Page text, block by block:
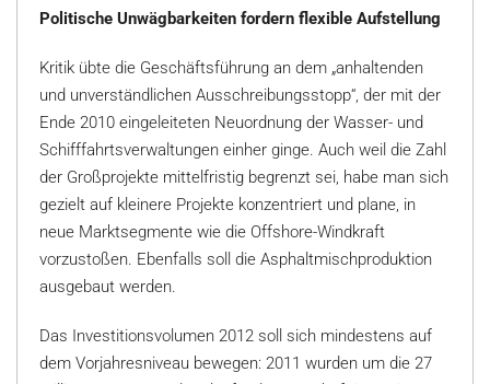
Politische Unwägbarkeiten fordern flexible Aufstellung
Kritik übte die Geschäftsführung an dem „anhaltenden
und unverständlichen Ausschreibungsstopp“, der mit der
Ende 2010 eingeleiteten Neuordnung der Wasser- und
Schifffahrtsverwaltungen einher ginge. Auch weil die Zahl
der Großprojekte mittelfristig begrenzt sei, habe man sich
gezielt auf kleinere Projekte konzentriert und plane, in
neue Marktsegmente wie die Offshore-Windkraft
vorzustoßen. Ebenfalls soll die Asphaltmischproduktion
ausgebaut werden.
Das Investitionsvolumen 2012 soll sich mindestens auf
dem Vorjahresniveau bewegen: 2011 wurden um die 27